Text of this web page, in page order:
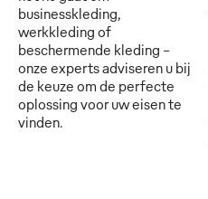
businesskleding,
werkkleding of
beschermende kleding -
onze experts adviseren u bij
de keuze om de perfecte
oplossing voor uw eisen te
vinden.